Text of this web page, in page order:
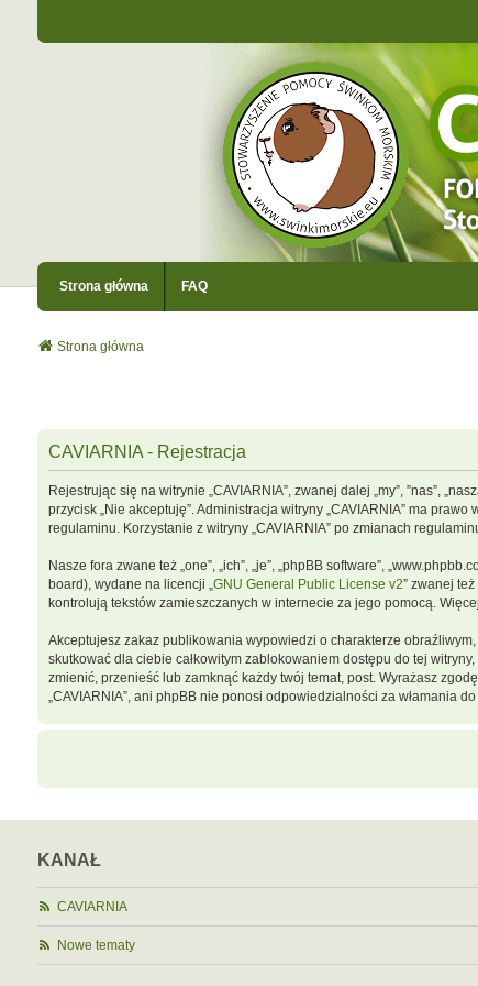
Strona główna FAQ
Strona główna
CAVIARNIA - Rejestracja
Rejestrując się na witrynie „CAVIARNIA”, zwanej dalej „my”, ”nas”,
przycisk „Nie akceptuję”. Administracja witryny „CAVIARNIA” ma
regulaminu. Korzystanie z witryny „CAVIARNIA” po zmianach
Nasze fora zwane też „one”, „ich”, „je”, „phpBB software”,
board), wydane na licencji „GNU General Public License v2” zwanej
kontrolują tekstów zamieszczanych w internecie za jego pomocą.
Akceptujesz zakaz publikowania wypowiedzi o charakterze
skutkować dla ciebie całkowitym zablokowaniem dostępu do tej
zmienić, przenieść lub zamknąć każdy twój temat, post. Wyrażasz
„CAVIARNIA”, ani phpBB nie ponosi odpowiedzialności za włamania
KANAŁ
CAVIARNIA
Nowe tematy